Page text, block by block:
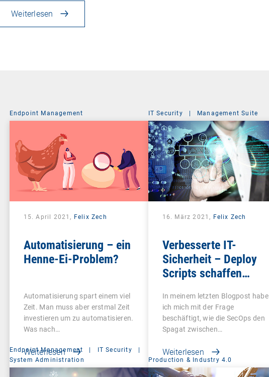
Weiterlesen
Endpoint Management
15. April 2021, Felix Zech
Automatisierung – ein
Henne-Ei-Problem?
Automatisierung spart einem viel
Zeit. Man muss aber erstmal Zeit
investieren um zu automatisieren.
Was nach…
Weiterlesen
IT Security | Management Suite
16. März 2021, Felix Zech
Verbesserte IT-
Sicherheit – Deploy
Scripts schaffen
aktuelle Bedrohungen
In meinem letzten Blogpost habe
ich mich mit der Frage
beschäftigt, wie die SecOps den
Spagat zwischen…
Weiterlesen
Endpoint Management | IT Security
|
System Administration
Production & Industry 4.0